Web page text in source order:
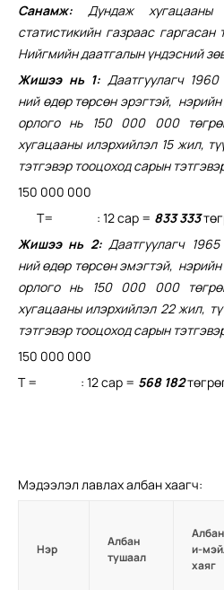
Санамж: Дундаж хугацааны
статистикийн газраас
Нийгмийн даатгалын үндэсний
Жишээ нь 1: Даатгуулагч 1960
ний өдөр төрсөн эрэгтэй, нэрийн
орлого нь 150 000 000
хугацааны илэрхийлэл 15 жил,
тэтгэвэр тооцоход сарын
150 000 000
Т= : 12 сар = 833 333
Жишээ нь 2:Даатгуулагч 1965
ний өдөр төрсөн эмэгтэй, нэрийн
орлого нь 150 000 000
хугацааны илэрхийлэл 22 жил,
тэтгэвэр тооцоход сарын
150 000 000
Т = : 12 сар = 568 182
Мэдээлэл лавлах албан хаагч:
Нэр
Албан
тушаал
и-
хаяг